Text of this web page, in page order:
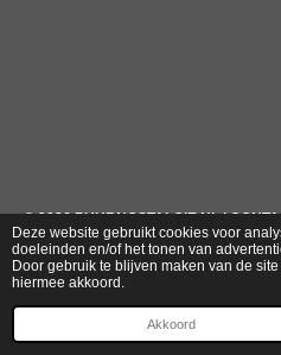
Deze website gebruikt cookies voor
doeleinden en/of het tonen van
Door gebruik te blijven maken van de site
hiermee akkoord.
Akkoord
© 2026 PUURNOSTALGIE.NL|